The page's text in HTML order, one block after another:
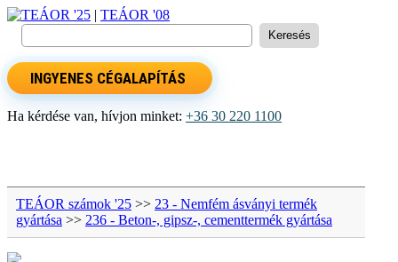
TEÁOR '25 | TEÁOR '08
INGYENES CÉGALAPÍTÁS
Ha kérdése van, hívjon minket: +36 30 220 1100
TEÁOR számok '25 >> 23 - Nemfém ásványi termék
gyártása >> 236 - Beton-, gipsz-, cementtermék gyártása